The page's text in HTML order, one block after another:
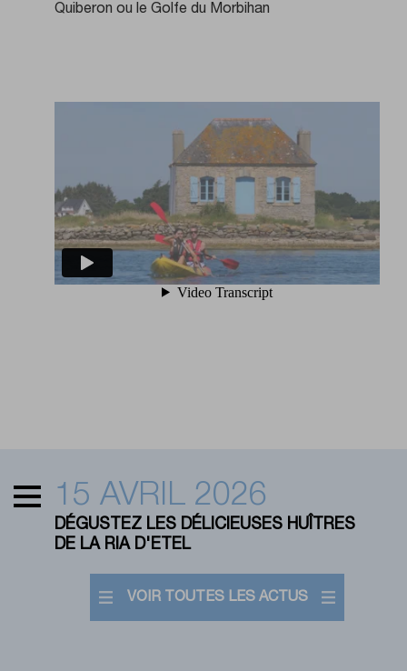
Quiberon ou le Golfe du Morbihan
15 AVRIL 2026
DÉGUSTEZ LES DÉLICIEUSES HUÎTRES
DE LA RIA D'ETEL
VOIR TOUTES LES ACTUS